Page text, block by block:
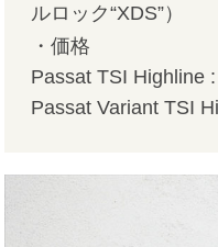
ルロック“XDS”）
・価格
Passat TSI Highline
Passat Variant TSI